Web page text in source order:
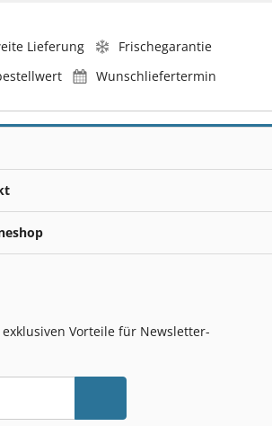
Lieferung
Frischegarantie
Wunschliefertermin
Vorteile für Newsletter-